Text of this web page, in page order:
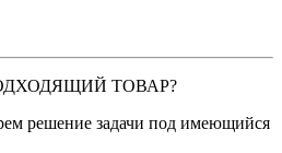
ТОВАР?
решение задачи под имеющийся